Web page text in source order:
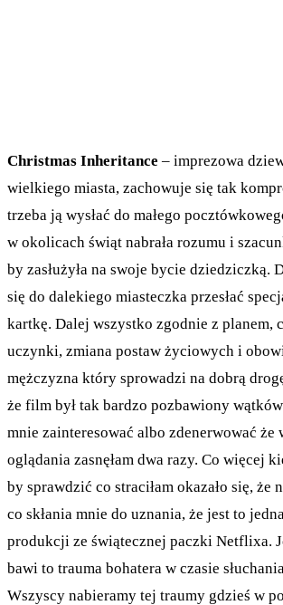
Christmas Inheritance – imprezowa
wielkiego miasta, zachowuje się tak
trzeba ją wysłać do małego
w okolicach świąt nabrała rozumu i
by zasłużyła na swoje bycie dziedziczką.
się do dalekiego miasteczka przesłać
kartkę. Dalej wszystko zgodnie z planem,
uczynki, zmiana postaw życiowych i
mężczyzna który sprowadzi na dobrą
że film był tak bardzo pozbawiony
mnie zainteresować albo zdenerwować że
oglądania zasnęłam dwa razy. Co więcej
by sprawdzić co straciłam okazało się, że
co skłania mnie do uznania, że jest to
produkcji ze świątecznej paczki Netflixa.
bawi to trauma bohatera w czasie
Wszyscy nabieramy tej traumy gdzieś w